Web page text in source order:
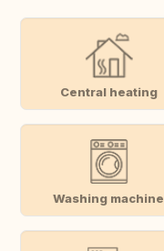
Central heating
Washing machine